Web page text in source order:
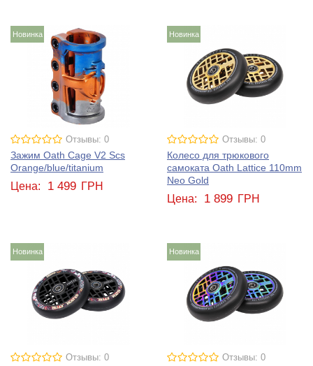
Новинка
Отзывы: 0
Зажим Oath Cage V2 Scs
Orange/blue/titanium
Цена: 1 499 ГРН
Новинка
Отзывы: 0
Колесо для трюкового
самоката Oath Lattice 110mm
Neo Gold
Цена: 1 899 ГРН
Новинка
Отзывы: 0
Новинка
Отзывы: 0